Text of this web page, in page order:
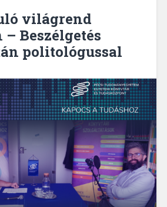
világrend
Beszélgetés
politológussal